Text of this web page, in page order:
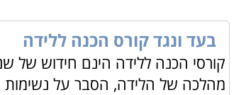
בעד ונגד קורס הכנה ללידה
קורסי הכנה ללידה הינם חידוש של
מהלכה של הלידה, הסבר על נשימות